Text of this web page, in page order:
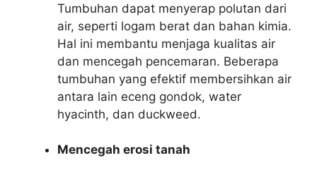
Tumbuhan dapat menyerap polutan dari
air, seperti logam berat dan bahan kimia.
Hal ini membantu menjaga kualitas air
dan mencegah pencemaran. Beberapa
tumbuhan yang efektif membersihkan air
antara lain eceng gondok, water
hyacinth, dan duckweed.
Mencegah erosi tanah